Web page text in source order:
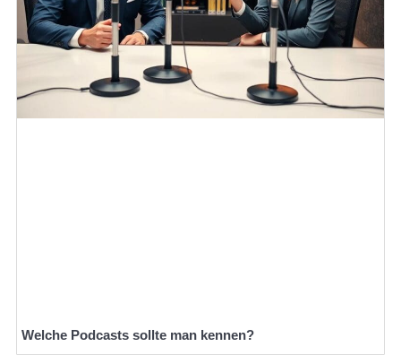
Welche Podcasts sollte man kennen?